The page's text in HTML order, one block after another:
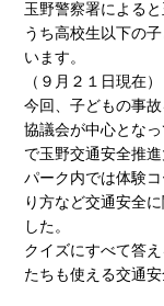
玉野警察署による
うち高校生以下の
います。
（９月２１日現在）
今回、子どもの事
協議会が中心とな
で玉野交通安全推
パーク内では体験
り方など交通安全
した。
クイズにすべて答
たちも使える交通